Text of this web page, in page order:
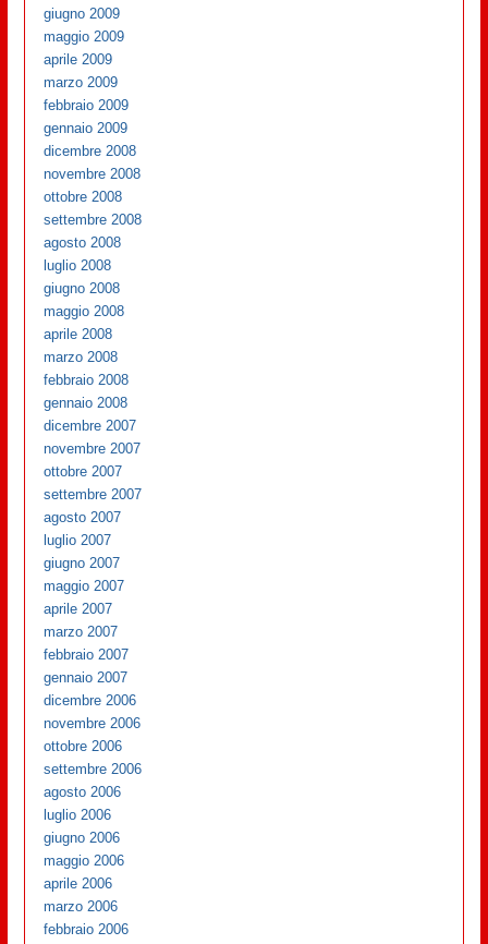
giugno 2009
maggio 2009
aprile 2009
marzo 2009
febbraio 2009
gennaio 2009
dicembre 2008
novembre 2008
ottobre 2008
settembre 2008
agosto 2008
luglio 2008
giugno 2008
maggio 2008
aprile 2008
marzo 2008
febbraio 2008
gennaio 2008
dicembre 2007
novembre 2007
ottobre 2007
settembre 2007
agosto 2007
luglio 2007
giugno 2007
maggio 2007
aprile 2007
marzo 2007
febbraio 2007
gennaio 2007
dicembre 2006
novembre 2006
ottobre 2006
settembre 2006
agosto 2006
luglio 2006
giugno 2006
maggio 2006
aprile 2006
marzo 2006
febbraio 2006